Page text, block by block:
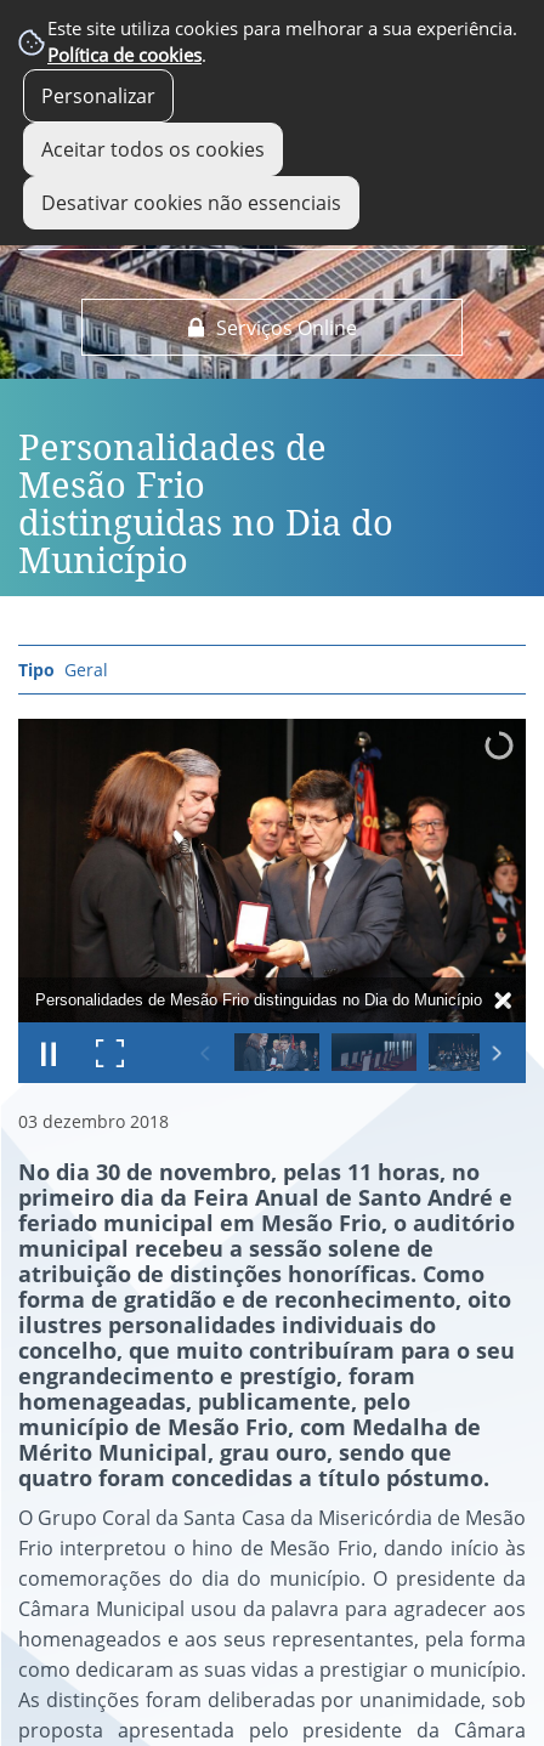
Este site utiliza cookies para melhorar a sua experiência.
Política de cookies.
Personalizar
Aceitar todos os cookies
Desativar cookies não essenciais
Serviços Online
EM DESTAQUE
Personalidades de
Mesão Frio
distinguidas no Dia do
Município
Geral
Personalidades de Mesão Frio distinguidas no Dia do Município
03 dezembro 2018
No dia 30 de novembro, pelas 11 horas, no
primeiro dia da Feira Anual de Santo André e
feriado municipal em Mesão Frio, o auditório
municipal recebeu a sessão solene de
atribuição de distinções honoríficas. Como
forma de gratidão e de reconhecimento, oito
ilustres personalidades individuais do
concelho, que muito contribuíram para o seu
engrandecimento e prestígio, foram
homenageadas, publicamente, pelo
município de Mesão Frio, com Medalha de
Mérito Municipal, grau ouro, sendo que
quatro foram concedidas a título póstumo.
O Grupo Coral da Santa Casa da Misericórdia de Mesão
Frio interpretou o hino de Mesão Frio, dando início às
comemorações do dia do município. O presidente da
Câmara Municipal usou da palavra para agradecer aos
homenageados e aos seus representantes, pela forma
como dedicaram as suas vidas a prestigiar o município.
As distinções foram deliberadas por unanimidade, sob
proposta apresentada pelo presidente da Câmara